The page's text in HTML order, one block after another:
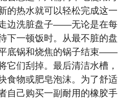
的热水就可以轻松完成这一
边洗脏盘子——无论是在每
下一顿饭时。从最不脏的盘
底锅和烧焦的锅子结束——
它们刮掉。最后清洁水槽，
食物或肥皂泡沫。为了舒适
自己购买一副耐用的橡胶手